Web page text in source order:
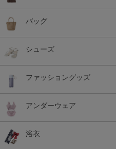
バッグ
シューズ
ファッショングッズ
アンダーウェア
浴衣